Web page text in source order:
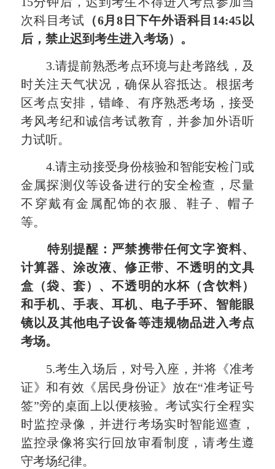
次科目考试 （6月8日下午外语科目14:45以
后，禁止迟到考生进入考场）。
3.请提前熟悉考点环境与赴考路线，及
时关注天气状况，确保从容抵达。根据考
区考点安排，错峰、有序熟悉考场， 接受
考风考纪和诚信考试教育，并参加外语听
力试听。
4.请主动接受身份核验和智能安检门或
金属探测仪等设备进行的安全检查，尽量
不穿戴有金属配饰的衣服、鞋子、帽子
等。
特别提醒：严禁携带任何文字资料、
计算器、涂改液、修正带、不透明的文具
盒（袋、套）、不透明的水杯（含饮料）
和手机、手表、耳机、电子手环、智能眼
镜以及其他电子设备等违规物品进入考点
考场。
5.考生入场后，对号入座，并将《准考
证》和有效《居民身份证》放在“准考证号
签”旁的桌面上以便核验。考试实行全程实
时监控录像，并进行考场实时智能巡查，
监控录像将实行回放审看制度，请考生遵
守考场纪律。